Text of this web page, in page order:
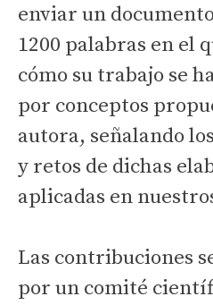
enviar un
1200 palabras en el
cómo su trabajo se
por conceptos
autora, señalando
y retos de dichas
aplicadas en
Las contribuciones
por un comité